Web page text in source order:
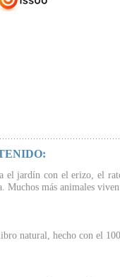
el jardín con el erizo, el
Muchos más animales
natural, hecho con el